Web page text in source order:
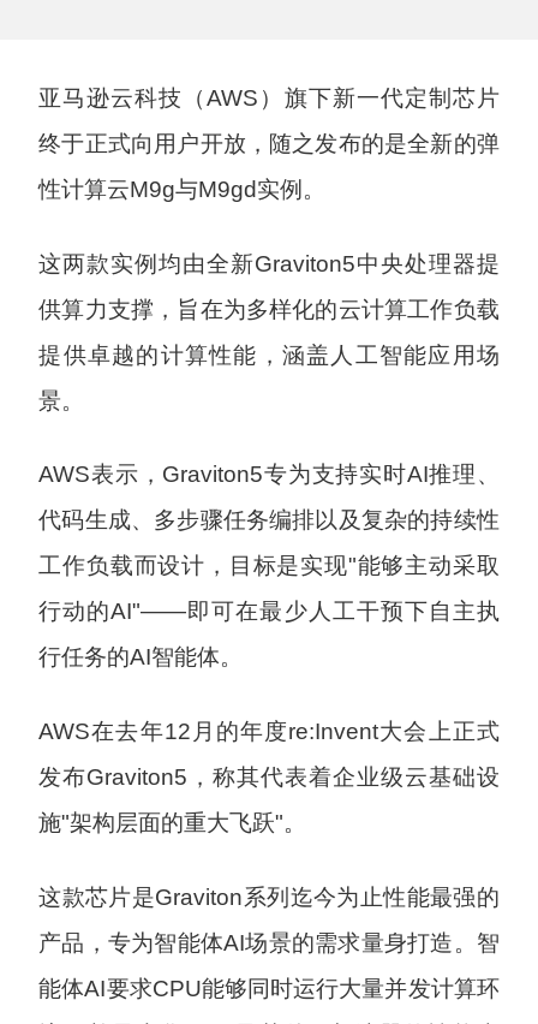
亚马逊云科技（AWS）旗下新一代定制芯片
终于正式向用户开放，随之发布的是全新的弹
性计算云M9g与M9gd实例。
这两款实例均由全新Graviton5中央处理器提
供算力支撑，旨在为多样化的云计算工作负载
提供卓越的计算性能，涵盖人工智能应用场
景。
AWS表示，Graviton5专为支持实时AI推理、
代码生成、多步骤任务编排以及复杂的持续性
工作负载而设计，目标是实现"能够主动采取
行动的AI"——即可在最少人工干预下自主执
行任务的AI智能体。
AWS在去年12月的年度re:Invent大会上正式
发布Graviton5，称其代表着企业级云基础设
施"架构层面的重大飞跃"。
这款芯片是Graviton系列迄今为止性能最强的
产品，专为智能体AI场景的需求量身打造。智
能体AI要求CPU能够同时运行大量并发计算环